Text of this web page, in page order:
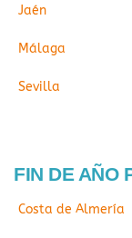
Jaén
Málaga
Sevilla
FIN DE AÑO
Costa de Almería